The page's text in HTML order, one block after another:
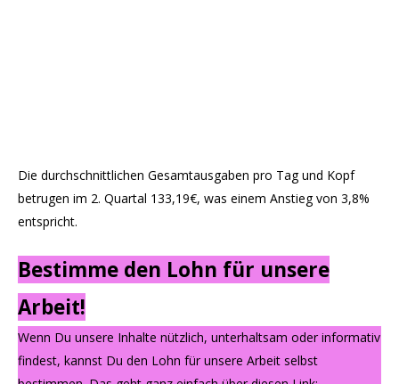
Die durchschnittlichen Gesamtausgaben pro Tag und Kopf
betrugen im 2. Quartal 133,19€, was einem Anstieg von 3,8%
entspricht.
Bestimme den Lohn für unsere
Arbeit!
Wenn Du unsere Inhalte nützlich, unterhaltsam oder informativ
findest, kannst Du den Lohn für unsere Arbeit selbst